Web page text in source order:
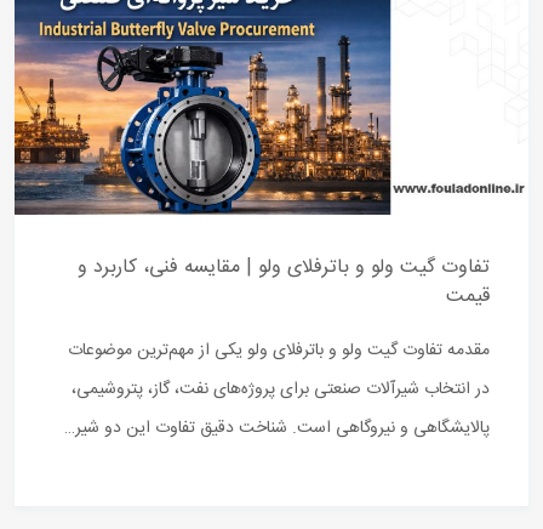
تفاوت گیت ولو و باترفلای ولو | مقایسه فنی، کاربرد و
قیمت
مقدمه تفاوت گیت ولو و باترفلای ولو یکی از مهم‌ترین موضوعات
در انتخاب شیرآلات صنعتی برای پروژه‌های نفت، گاز، پتروشیمی،
پالایشگاهی و نیروگاهی است. شناخت دقیق تفاوت این دو شیر…